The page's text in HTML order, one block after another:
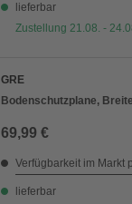
lieferbar
Zustellung 21.08. -
GRE
Bodenschutzplane,
69,99 €
Verfügbarkeit im Markt
lieferbar